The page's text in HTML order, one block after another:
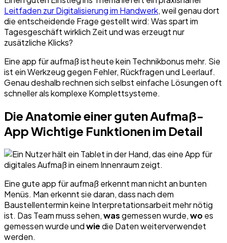
Leitfaden zur Digitalisierung im Handwerk, weil genau dort
die entscheidende Frage gestellt wird: Was spart im
Tagesgeschäft wirklich Zeit und was erzeugt nur
zusätzliche Klicks?
Eine app für aufmaß ist heute kein Technikbonus mehr. Sie
ist ein Werkzeug gegen Fehler, Rückfragen und Leerlauf.
Genau deshalb rechnen sich selbst einfache Lösungen oft
schneller als komplexe Komplettsysteme.
Die Anatomie einer guten Aufmaß-
App Wichtige Funktionen im Detail
Eine gute app für aufmaß erkennt man nicht an bunten
Menüs. Man erkennt sie daran, dass nach dem
Baustellentermin keine Interpretationsarbeit mehr nötig
ist. Das Team muss sehen,wasgemessen wurde,woes
gemessen wurde undwiedie Daten weiterverwendet
werden.